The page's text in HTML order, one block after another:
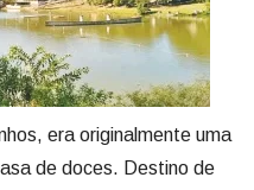
era originalmente uma
de doces. Destino de